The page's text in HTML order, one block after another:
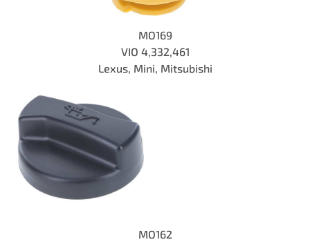
MO169
VIO 4,332,461
Lexus, Mini, Mitsubishi
MO162